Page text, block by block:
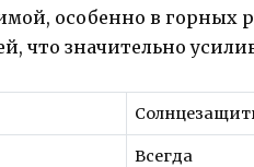
особенно в горных
что значительно
Всегда